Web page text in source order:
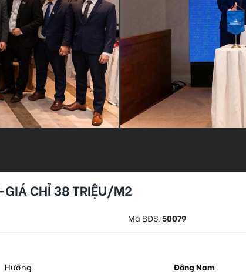
CHỈ 38 TRIỆU/M2
Mã BĐS:50079
Hướng
Đông Nam